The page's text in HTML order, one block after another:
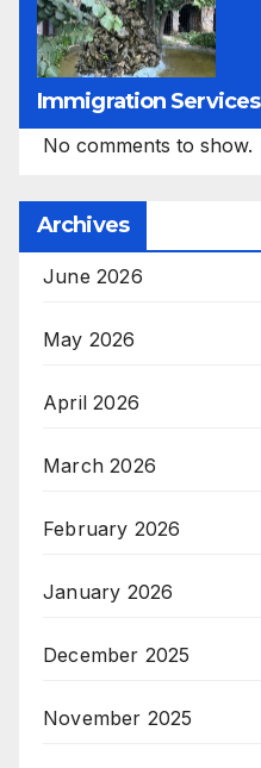
Immigration Services
No comments to show.
Archives
June 2026
May 2026
April 2026
March 2026
February 2026
January 2026
December 2025
November 2025